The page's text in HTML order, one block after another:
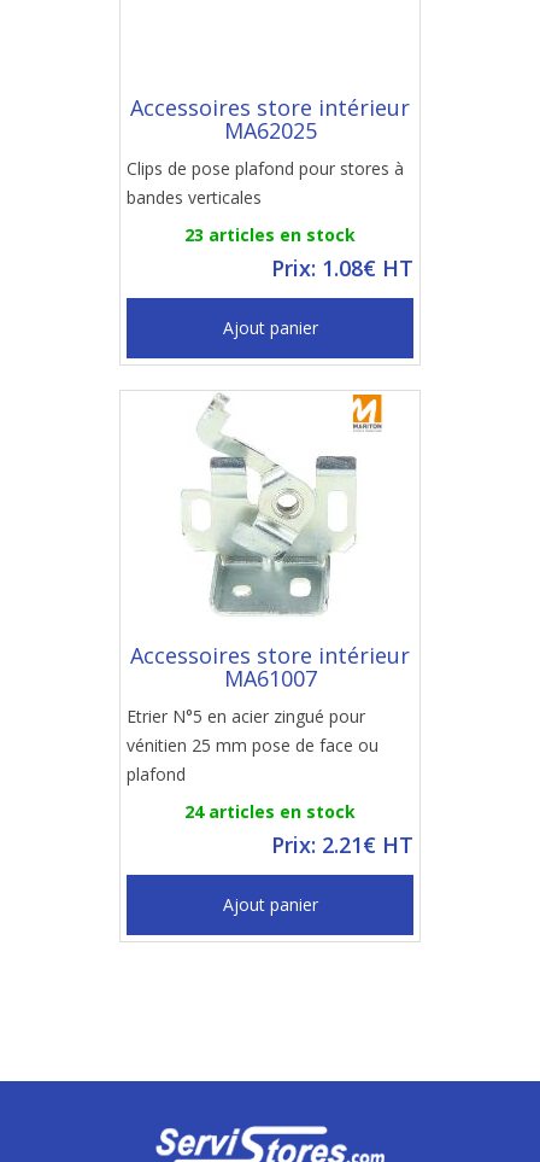
Accessoires store intérieur
MA62025
Clips de pose plafond pour stores à
bandes verticales
23 articles en stock
Prix: 1.08€ HT
Ajout panier
Accessoires store intérieur
MA61007
Etrier N°5 en acier zingué pour
vénitien 25 mm pose de face ou
plafond
24 articles en stock
Prix: 2.21€ HT
Ajout panier